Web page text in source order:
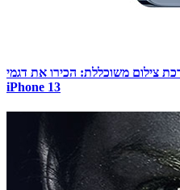
צילום משוכללת: הכירו את דגמי
iPhone 13